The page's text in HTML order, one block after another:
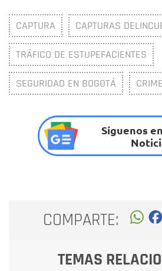
CAPTURA CAPTURAS
TRÁFICO DE ESTUPEFACIENTES
SEGURIDAD EN BOGOTÁ
Síguenos
COMPARTE:
TEMAS